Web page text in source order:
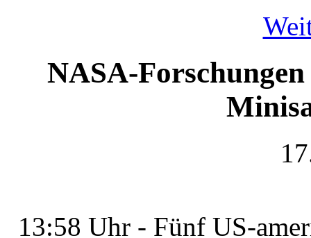
NASA-
13:58 Uhr - Fünf US-